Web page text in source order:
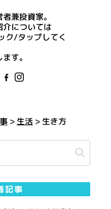
兼投資家。
介については
ク/タップしてく
す。
> 生活 > 生き方
記事